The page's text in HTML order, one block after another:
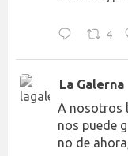
4
La Galerna
A nosotros
nos puede
no de